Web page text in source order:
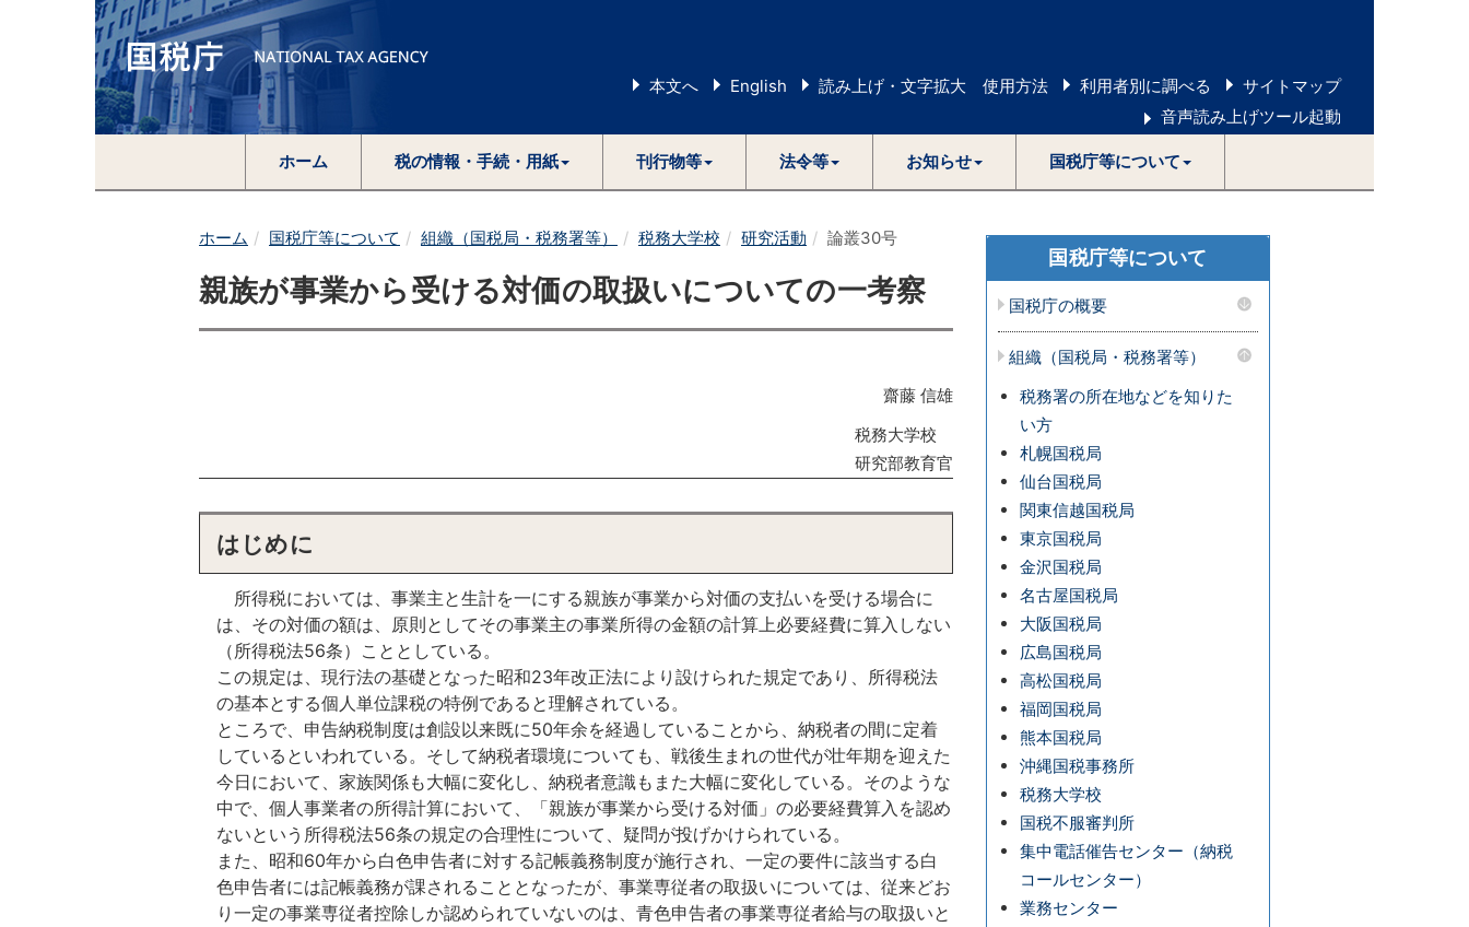
本文へ English 読み上げ・文字拡大 使用方法 利用者別に調べる
サイトマップ
音声読み上げツール起動
ホーム 税の情報・手続・用紙 刊行物等 法令等 お知らせ 国税庁等について
ホーム 国税庁等について 組織（国税局・税務署等） 税務大学校 研究活動 論叢30号
親族が事業から受ける対価の取扱いについての一考察
齋藤 信雄
税務大学校
研究部教育官
はじめに
所得税においては、事業主と生計を一にする親族が事業から対価の支払いを受ける場合に
は、その対価の額は、原則としてその事業主の事業所得の金額の計算上必要経費に算入しない
（所得税法56条）こととしている。
この規定は、現行法の基礎となった昭和23年改正法により設けられた規定であり、所得税法
の基本とする個人単位課税の特例であると理解されている。
ところで、申告納税制度は創設以来既に50年余を経過していることから、納税者の間に定着
しているといわれている。そして納税者環境についても、戦後生まれの世代が壮年期を迎えた
今日において、家族関係も大幅に変化し、納税者意識もまた大幅に変化している。そのような
中で、個人事業者の所得計算において、「親族が事業から受ける対価」の必要経費算入を認め
ないという所得税法56条の規定の合理性について、疑問が投げかけられている。
また、昭和60年から白色申告者に対する記帳義務制度が施行され、一定の要件に該当する白
色申告者には記帳義務が課されることとなったが、事業専従者の取扱いについては、従来どお
り一定の事業専従者控除しか認められていないのは、青色申告者の事業専従者給与の取扱いと
国税庁等について
国税庁の概要
組織（国税局・税務署等）
税務署の所在地などを知りた
い方
札幌国税局
仙台国税局
関東信越国税局
東京国税局
金沢国税局
名古屋国税局
大阪国税局
広島国税局
高松国税局
福岡国税局
熊本国税局
沖縄国税事務所
税務大学校
国税不服審判所
集中電話催告センター（納税
コールセンター）
業務センター